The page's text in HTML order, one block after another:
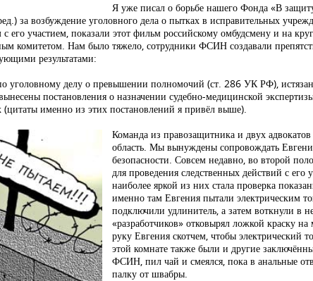
Я уже писал о борьбе нашего Фонда «В
за возбуждение уголовного дела о пытках в исправительных
участием, показали этот фильм российскому омбудсмену и на
комитетом. Нам было тяжело, сотрудники ФСИН создавали
результатами:
делу о превышении полномочий (ст. 286 УК РФ),
постановления о назначении судебно-медицинской
именно из этих постановлений я привёл выше).
Команда из правозащитника и двух
область. Мы вынуждены сопровождать
безопасности. Совсем недавно, во второй
для проведения следственных действий с
наиболее яркой из них стала проверка
именно там Евгения пытали электрическим
подключили удлинитель, а затем воткнули в
«разработчиков» отковырял ложкой краску
руку Евгения скотчем, чтобы электрический
этой комнате также были и другие
ФСИН, пил чай и смеялся, пока в анальные
палку от швабры.